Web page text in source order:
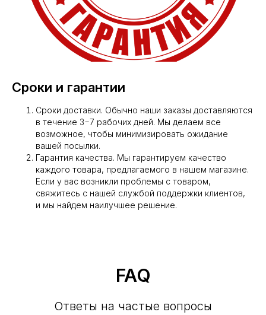
Сроки и гарантии
Сроки доставки. Обычно наши заказы доставляются
в течение 3−7 рабочих дней. Мы делаем все
возможное, чтобы минимизировать ожидание
вашей посылки.
Гарантия качества. Мы гарантируем качество
каждого товара, предлагаемого в нашем магазине.
Если у вас возникли проблемы с товаром,
свяжитесь с нашей службой поддержки клиентов,
и мы найдем наилучшее решение.
FAQ
Ответы на частые вопросы